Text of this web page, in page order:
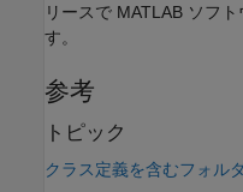
リースで MATLAB ソフ
す。
参考
トピック
クラス定義を含むフォル